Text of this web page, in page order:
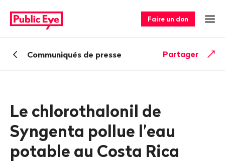
sur
publiceye.ch
rapide
Faire un don
RetourCommuniqués de presse Partager
Le chlorothalonil de
Syngenta pollue l’eau
potable au Costa Rica